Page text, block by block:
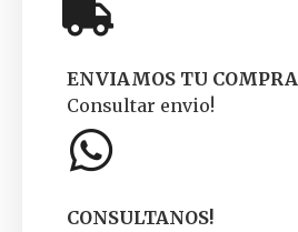
ENVIAMOS TU COMPRA
Consultar envio!
CONSULTANOS!